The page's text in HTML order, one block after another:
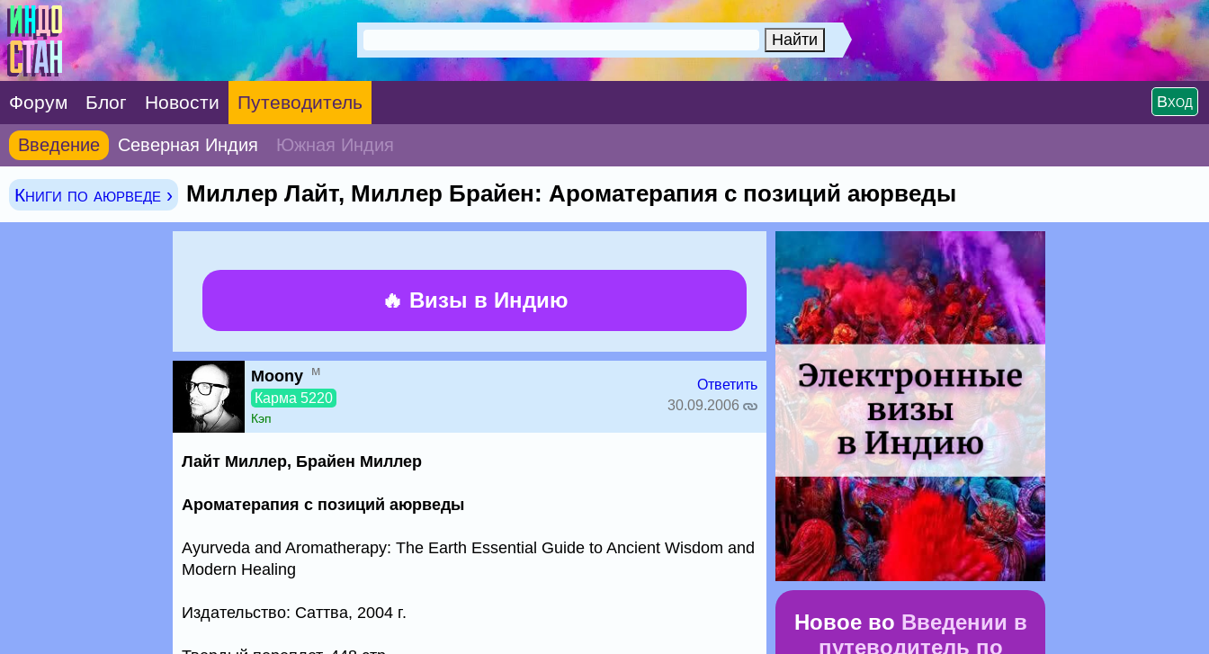
Форум Блог Новости Путеводитель Вход
Введение Северная Индия Южная Индия
Книги по аюрведе › Миллер Лайт, Миллер Брайен: Ароматерапия с позиций аюрведы
🔥 Визы в Индию
Moony м
Карма 5220
Кэп
Ответить
30.09.2006
Лайт Миллер, Брайен Миллер
Ароматерапия с позиций аюрведы
Ayurveda and Aromatherapy: The Earth Essential Guide to Ancient Wisdom and
Modern Healing
Издательство: Саттва, 2004 г. Новое во Введении в
путеводитель по